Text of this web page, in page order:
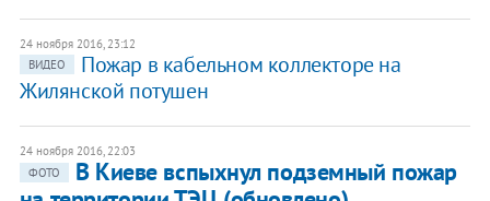
24 ноября 2016, 23:12
ВИДЕО
Пожар в кабельном коллекторе на
Жилянской потушен
24 ноября 2016, 22:03
ФОТО
В Киеве вспыхнул подземный пожар